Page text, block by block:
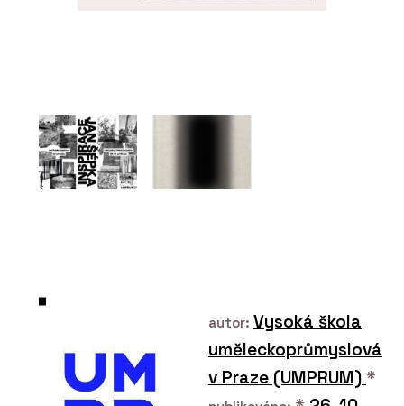
autor: Vysoká škola
uměleckoprůmyslová
v Praze (UMPRUM) *